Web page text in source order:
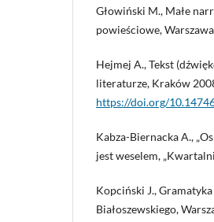
Głowiński M., Małe
powieściowe,
Hejmej A., Tekst
literaturze, Kraków
https://doi.org/
Kabza-Biernacka A.,
jest weselem,
Kopciński J.,
Białoszewskiego,